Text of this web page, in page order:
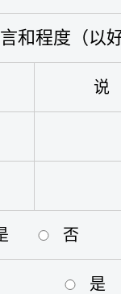
和程度（以
说
否
是